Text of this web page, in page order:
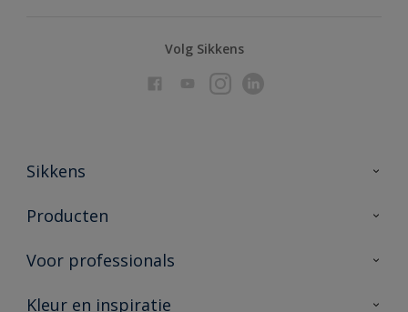
Volg Sikkens
Sikkens
Over Sikkens
Duurzaamheid
Producten
Producten voor binnen
Vind je verkooppunt
Voor professionals
Advies & service
Kleur en inspiratie